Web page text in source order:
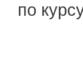
по